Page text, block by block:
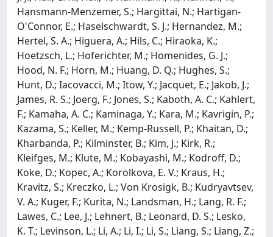
Hansmann-Menzemer, S.; Hargittai, N.; Hartigan-
O'Connor, E.; Haselschwardt, S. J.; Hernandez, M.;
Hertel, S. A.; Higuera, A.; Hils, C.; Hiraoka, K.;
Hoetzsch, L.; Hoferichter, M.; Homenides, G. J.;
Hood, N. F.; Horn, M.; Huang, D. Q.; Hughes, S.;
Hunt, D.; Iacovacci, M.; Itow, Y.; Jacquet, E.; Jakob, J.;
James, R. S.; Joerg, F.; Jones, S.; Kaboth, A. C.; Kahlert,
F.; Kamaha, A. C.; Kaminaga, Y.; Kara, M.; Kavrigin, P.;
Kazama, S.; Keller, M.; Kemp-Russell, P.; Khaitan, D.;
Kharbanda, P.; Kilminster, B.; Kim, J.; Kirk, R.;
Kleifges, M.; Klute, M.; Kobayashi, M.; Kodroff, D.;
Koke, D.; Kopec, A.; Korolkova, E. V.; Kraus, H.;
Kravitz, S.; Kreczko, L.; Von Krosigk, B.; Kudryavtsev,
V. A.; Kuger, F.; Kurita, N.; Landsman, H.; Lang, R. F.;
Lawes, C.; Lee, J.; Lehnert, B.; Leonard, D. S.; Lesko,
K. T.; Levinson, L.; Li, A.; Li, I.; Li, S.; Liang, S.; Liang, Z.;